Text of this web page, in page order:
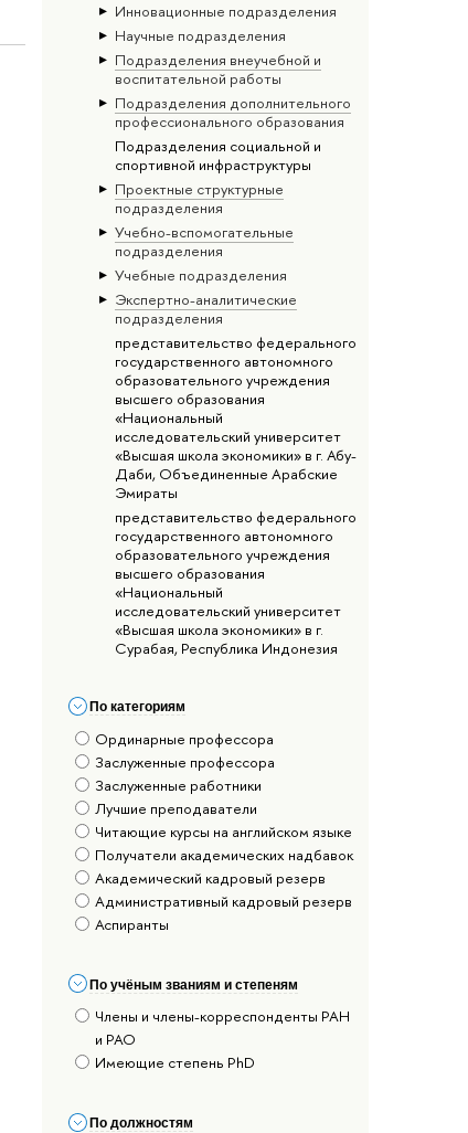
Инновационные подразделения
Научные подразделения
Подразделения внеучебной и
воспитательной работы
Подразделения дополнительного
профессионального образования
Подразделения социальной и
спортивной инфраструктуры
Проектные структурные
подразделения
Учебно-вспомогательные
подразделения
Учебные подразделения
Экспертно-аналитические
подразделения
представительство федерального
государственного автономного
образовательного учреждения
высшего образования
«Национальный
исследовательский университет
«Высшая школа экономики» в г. Абу-
Даби, Объединенные Арабские
Эмираты
представительство федерального
государственного автономного
образовательного учреждения
высшего образования
«Национальный
исследовательский университет
«Высшая школа экономики» в г.
Сурабая, Республика Индонезия
По категориям
Ординарные профессора
Заслуженные профессора
Заслуженные работники
Лучшие преподаватели
Читающие курсы на английском языке
Получатели академических надбавок
Академический кадровый резерв
Административный кадровый резерв
Аспиранты
По учёным званиям и степеням
Члены и члены-корреспонденты РАН
и РАО
Имеющие степень PhD
По должностям